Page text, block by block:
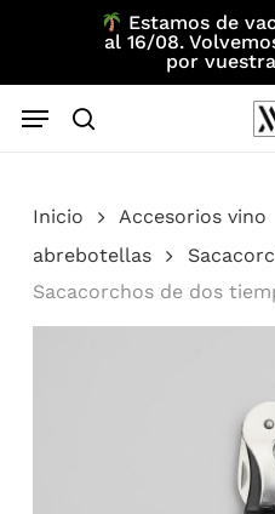
content
Estamos de
al 16/08.
por
Menu
Inicio Accesorios vino
abrebotellas
Sacacorchos de dos